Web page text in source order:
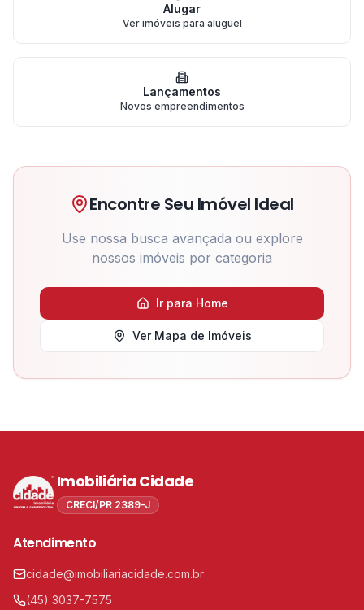
Alugar
Ver imóveis para aluguel
Lançamentos
Novos empreendimentos
Encontre Seu Imóvel Ideal
Use nossa busca avançada ou explore
nossos imóveis por categoria
Ir para Home
Ver Mapa de Imóveis
Imobiliária Cidade
CRECI/PR 2389-J
Atendimento
cidade@imobiliariacidade.com.br
(45) 3037-7575